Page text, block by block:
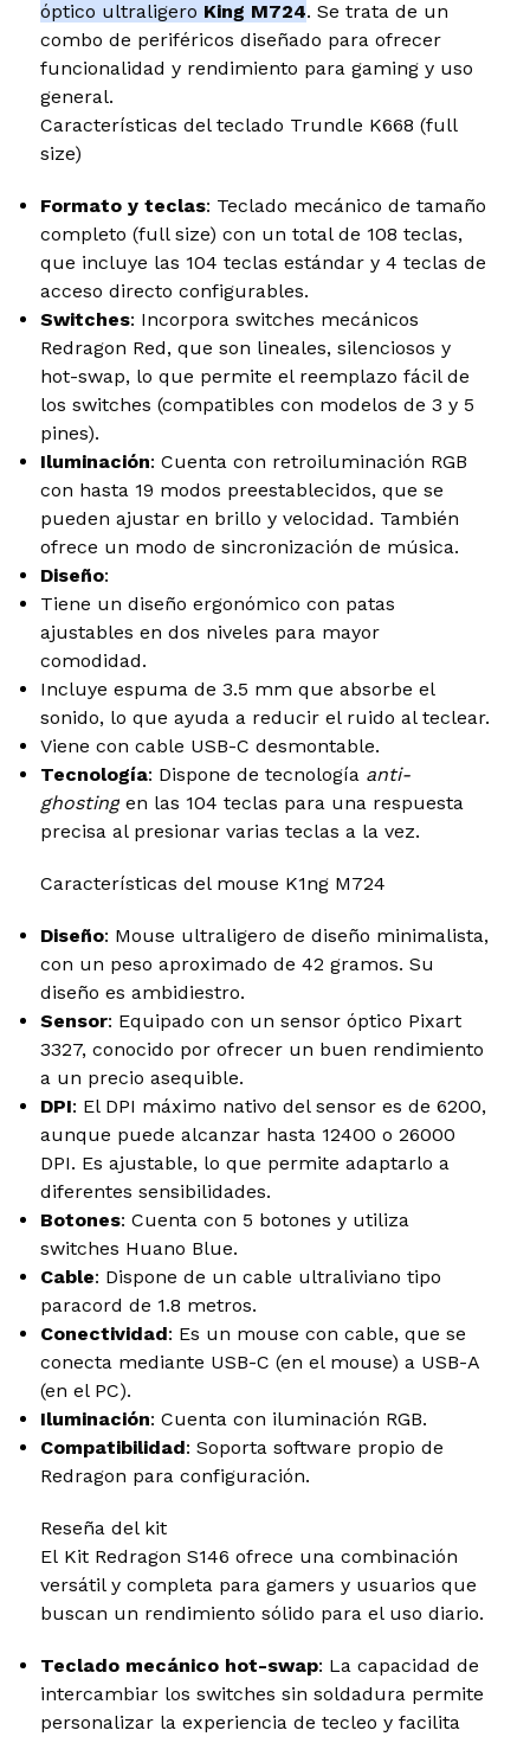
óptico ultraligero King M724. Se trata de un
combo de periféricos diseñado para ofrecer
funcionalidad y rendimiento para gaming y uso
general.
Características del teclado Trundle K668 (full
size)
Formato y teclas: Teclado mecánico de tamaño
completo (full size) con un total de 108 teclas,
que incluye las 104 teclas estándar y 4 teclas de
acceso directo configurables.
Switches: Incorpora switches mecánicos
Redragon Red, que son lineales, silenciosos y
hot-swap, lo que permite el reemplazo fácil de
los switches (compatibles con modelos de 3 y 5
pines).
Iluminación: Cuenta con retroiluminación RGB
con hasta 19 modos preestablecidos, que se
pueden ajustar en brillo y velocidad. También
ofrece un modo de sincronización de música.
Diseño:
Tiene un diseño ergonómico con patas
ajustables en dos niveles para mayor
comodidad.
Incluye espuma de 3.5 mm que absorbe el
sonido, lo que ayuda a reducir el ruido al teclear.
Viene con cable USB-C desmontable.
Tecnología: Dispone de tecnología anti-
ghostingen las 104 teclas para una respuesta
precisa al presionar varias teclas a la vez.
Características del mouse K1ng M724
Diseño: Mouse ultraligero de diseño minimalista,
con un peso aproximado de 42 gramos. Su
diseño es ambidiestro.
Sensor: Equipado con un sensor óptico Pixart
3327, conocido por ofrecer un buen rendimiento
a un precio asequible.
DPI: El DPI máximo nativo del sensor es de 6200,
aunque puede alcanzar hasta 12400 o 26000
DPI. Es ajustable, lo que permite adaptarlo a
diferentes sensibilidades.
Botones: Cuenta con 5 botones y utiliza
switches Huano Blue.
Cable: Dispone de un cable ultraliviano tipo
paracord de 1.8 metros.
Conectividad: Es un mouse con cable, que se
conecta mediante USB-C (en el mouse) a USB-A
(en el PC).
Iluminación: Cuenta con iluminación RGB.
Compatibilidad: Soporta software propio de
Redragon para configuración.
Reseña del kit
El Kit Redragon S146 ofrece una combinación
versátil y completa para gamers y usuarios que
buscan un rendimiento sólido para el uso diario.
Teclado mecánico hot-swap: La capacidad de
intercambiar los switches sin soldadura permite
personalizar la experiencia de tecleo y facilita